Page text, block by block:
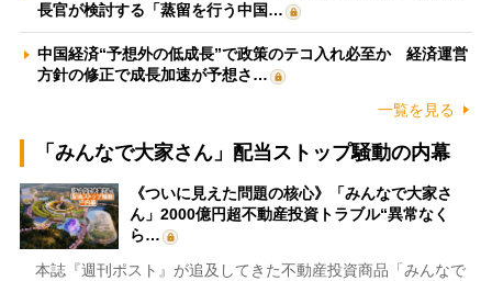
長官が検討する「蒸留を行う中国…
中国経済“予想外の低成長”で政策のテコ入れ必至か 経済運営
方針の修正で成長加速が予想さ…
一覧を見る
「みんなで大家さん」配当ストップ騒動の内幕
《ついに見えた問題の核心》「みんなで大家さ
ん」2000億円超不動産投資トラブル“異常なく
ら…
本誌『週刊ポスト』が追及してきた不動産投資商品「みんなで